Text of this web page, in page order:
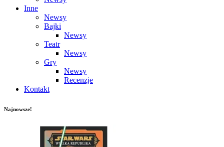
Inne
Newsy
Bajki
Newsy
Teatr
Newsy
Gry
Newsy
Recenzje
Kontakt
Najnowsze!